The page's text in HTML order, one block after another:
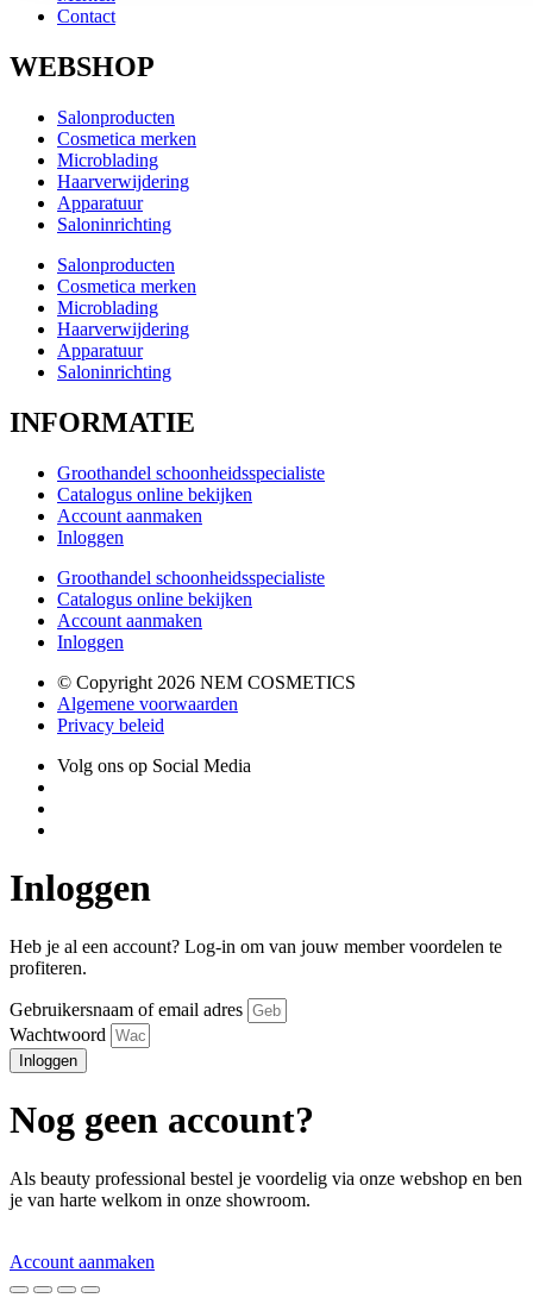
Contact
WEBSHOP
Salonproducten
Cosmetica merken
Microblading
Haarverwijdering
Apparatuur
Saloninrichting
Salonproducten
Cosmetica merken
Microblading
Haarverwijdering
Apparatuur
Saloninrichting
INFORMATIE
Groothandel schoonheidsspecialiste
Catalogus online bekijken
Account aanmaken
Inloggen
Groothandel schoonheidsspecialiste
Catalogus online bekijken
Account aanmaken
Inloggen
© Copyright 2026 NEM COSMETICS
Algemene voorwaarden
Privacy beleid
Volg ons op Social Media
Inloggen
Heb je al een account? Log-in om van jouw member voordelen te
profiteren.
Gebruikersnaam of email adres
Wachtwoord
Inloggen
Nog geen account?
Als beauty professional bestel je voordelig via onze webshop en ben
je van harte welkom in onze showroom.
Account aanmaken